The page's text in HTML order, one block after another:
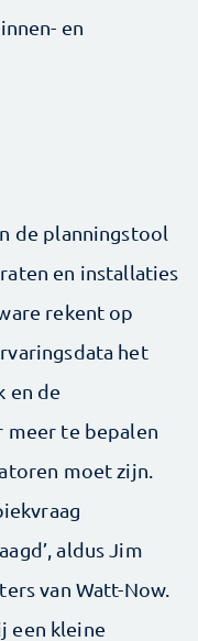
en
de planningstool
en installaties
rekent op
het
en de
meer te bepalen
moet zijn.
aldus Jim
van Watt-Now.
een kleine